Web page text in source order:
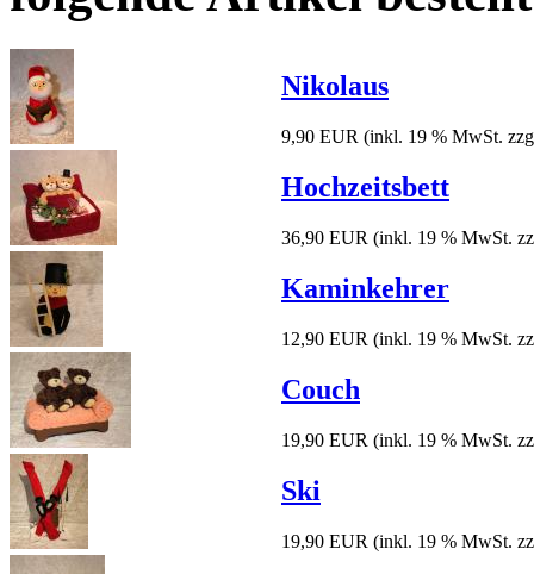
Nikolaus
9,90 EUR (inkl. 19 % MwSt.
Hochzeitsbett
36,90 EUR (inkl. 19 % MwSt.
Kaminkehrer
12,90 EUR (inkl. 19 % MwSt.
Couch
19,90 EUR (inkl. 19 % MwSt.
Ski
19,90 EUR (inkl. 19 % MwSt.